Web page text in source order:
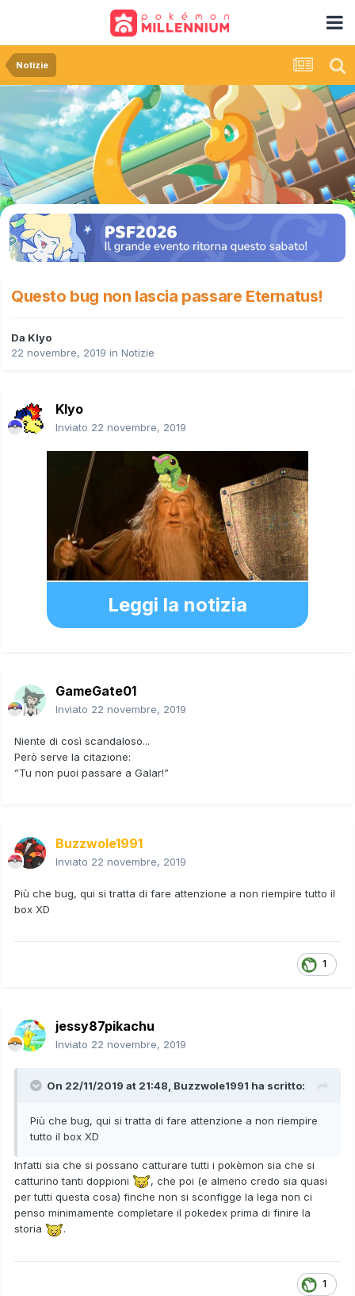
Notizie
Questo bug non lascia passare Eternatus!
Da Klyo
22 novembre, 2019 in Notizie
Klyo
Inviato 22 novembre, 2019
Leggi la notizia
GameGate01
Inviato 22 novembre, 2019
Niente di così scandaloso...
Però serve la citazione:
”Tu non puoi passare a Galar!”
Buzzwole1991
Inviato 22 novembre, 2019
Più che bug, qui si tratta di fare attenzione a non riempire tutto il
box XD
1
jessy87pikachu
Inviato 22 novembre, 2019
On 22/11/2019 at 21:48, Buzzwole1991 ha scritto:
Più che bug, qui si tratta di fare attenzione a non riempire
tutto il box XD
Infatti sia che si possano catturare tutti i pokèmon sia che si
catturino tanti doppioni
, che poi (e almeno credo sia quasi
per tutti questa cosa) finche non si sconfigge la lega non ci
penso minimamente completare il pokedex prima di finire la
storia
.
1